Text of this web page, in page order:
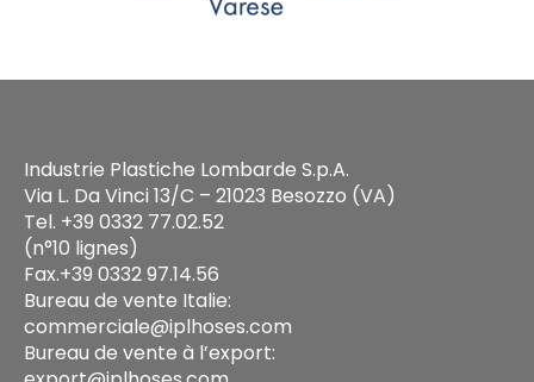
Industrie Plastiche Lombarde S.p.A.
Via L. Da Vinci 13/C – 21023 Besozzo (VA)
Tel. +39 0332 77.02.52
(n°10 lignes)
Fax.+39 0332 97.14.56
Bureau de vente Italie:
commerciale@iplhoses.com
Bureau de vente à l’export: